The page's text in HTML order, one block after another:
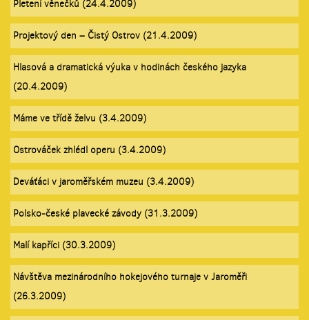
Pletení věnečků (24.4.2009)
Projektový den – Čistý Ostrov (21.4.2009)
Hlasová a dramatická výuka v hodinách českého jazyka
(20.4.2009)
Máme ve třídě želvu (3.4.2009)
Ostrováček zhlédl operu (3.4.2009)
Deváťáci v jaroměřském muzeu (3.4.2009)
Polsko-české plavecké závody (31.3.2009)
Malí kapříci (30.3.2009)
Návštěva mezinárodního hokejového turnaje v Jaroměři
(26.3.2009)